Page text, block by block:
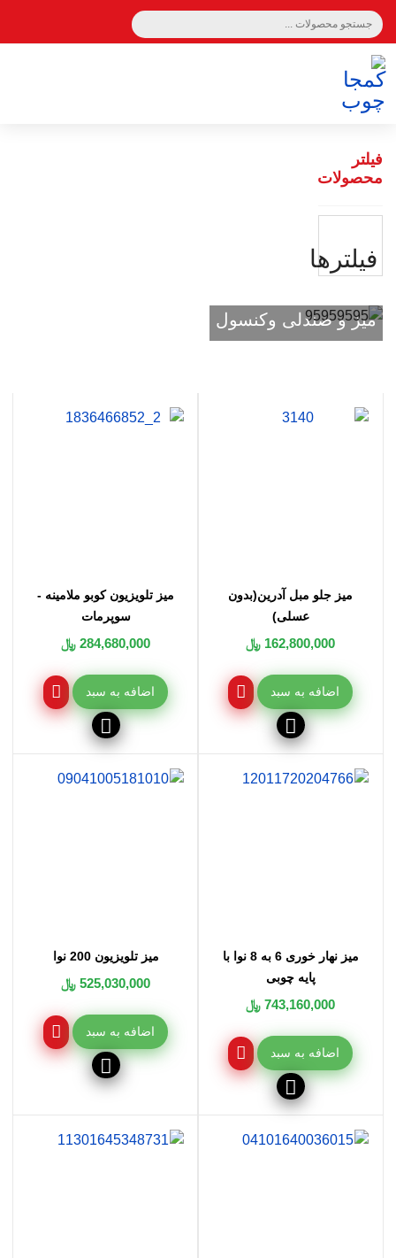
فیلتر
محصولات
فيلترها
میز و صندلی وکنسول
میز جلو مبل آدرین(بدون
عسلی)
162,800,000 ﷼
اضافه به سبد
میز تلویزیون کوبو ملامینه -
سوپرمات
284,680,000 ﷼
اضافه به سبد
میز نهار خوری 6 به 8 نوا با
پایه چوبی
743,160,000 ﷼
اضافه به سبد
میز تلویزیون 200 نوا
525,030,000 ﷼
اضافه به سبد